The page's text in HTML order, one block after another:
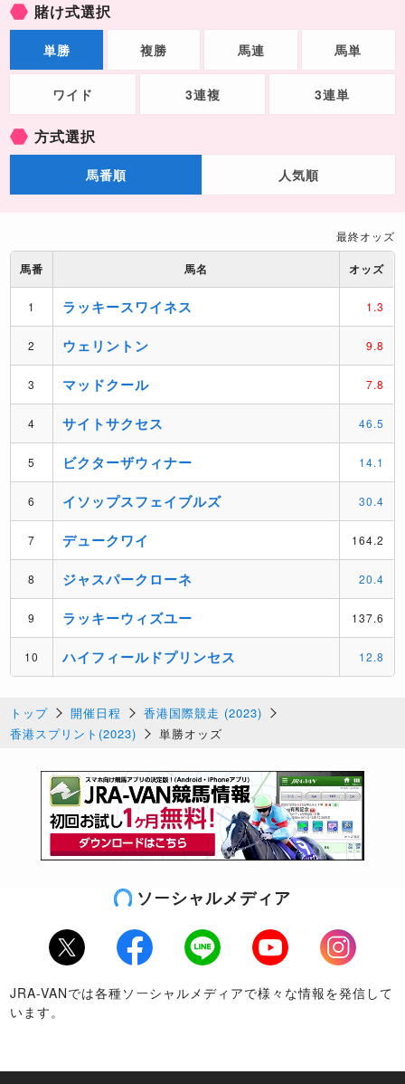
賭け式選択
単勝 複勝 馬連 馬単
ワイド 3連複 3連単
方式選択
馬番順 人気順
トップ 開催日程
香港国際競走 (2023)
香港スプリント(2023)
単勝オッズ
ソーシャルメディア
Twitter Facebook LINE Youtube
Instagram
JRA-VANでは各種ソーシャルメディアで様々な情報を発信して
います。